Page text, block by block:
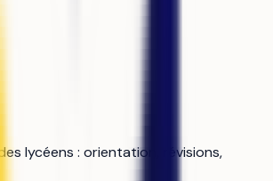
lycéens : orientation, révisions,